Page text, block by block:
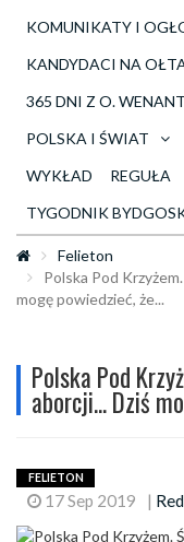
KOMUNIKATY I
KANDYDACI NA
365 DNI Z O.
POLSKA I ŚWIAT
WYKŁAD
REGUŁA
TYGODNIK
Felieton
Polska Pod
mogę powiedzieć, że...
Polska Pod
aborcji... Dziś
FELIETON
17 Sep 2019 |